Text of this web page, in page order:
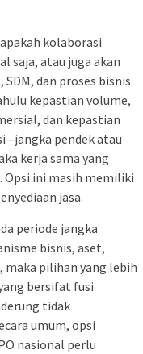
kolaborasi
saja, atau juga akan
dan proses bisnis.
kepastian volume,
dan kepastian
pendek atau
kerja sama yang
Opsi ini masih memiliki
jasa.
periode jangka
bisnis, aset,
maka pilihan yang lebih
bersifat fusi
tidak
umum, opsi
nasional perlu